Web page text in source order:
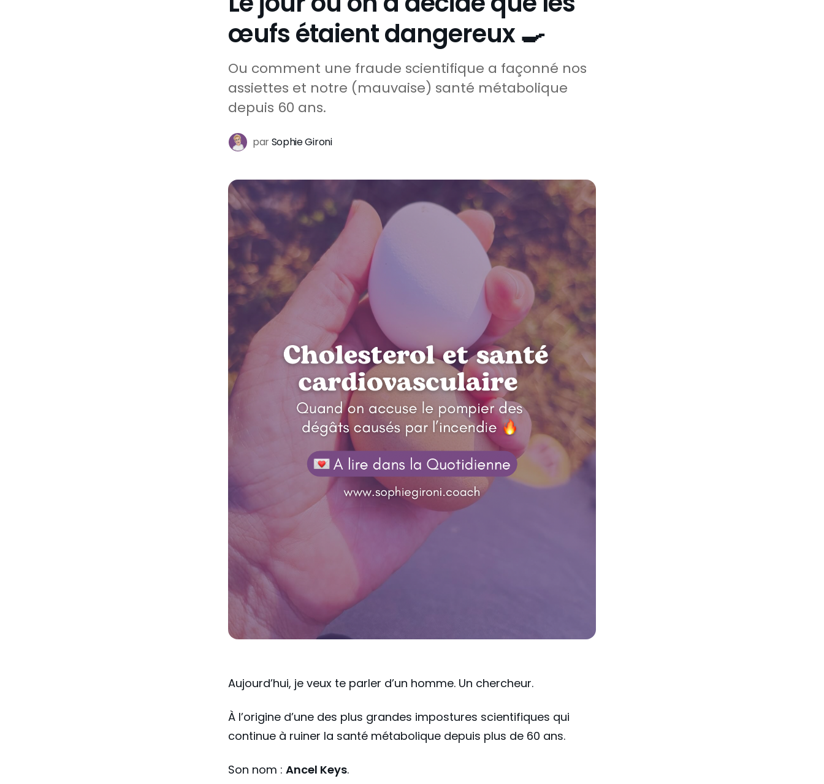
œufs étaient dangereux 🍳
Ou comment une fraude scientifique a façonné nos
assiettes et notre (mauvaise) santé métabolique
depuis 60 ans.
parSophie Gironi
Aujourd’hui, je veux te parler d’un homme. Un chercheur.
À l’origine d’une des plus grandes impostures scientifiques qui
continue à ruiner la santé métabolique depuis plus de 60 ans.
Son nom : Ancel Keys.